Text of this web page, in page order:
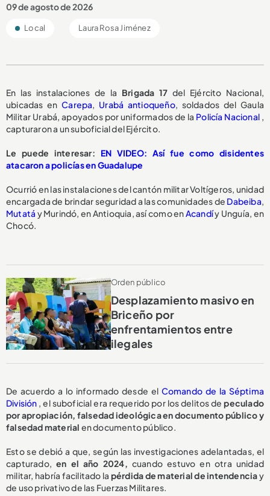
09 de agosto de 2026
Local Laura Rosa Jiménez
En las instalaciones de la Brigada 17 del Ejército Nacional,
ubicadas enCarepa Urabá antioqueño, soldados del Gaula
Militar Urabá, apoyados por uniformados de la Policía Nacional
capturaron a un suboficial del Ejército.
Le puede interesar: EN VIDEO: Así fue como disidentes
atacaron a policías en Guadalupe
Ocurrió en las instalaciones del cantón militar Voltígeros, unidad
encargada de brindar seguridad a las comunidades de Dabeiba
Mutatá y Murindó, en Antioquia, así como en Acandíy Unguía, en
Chocó.
Orden público
Desplazamiento masivo en
Briceño por
enfrentamientos entre
ilegales
De acuerdo a lo informado desde el Comando de la Séptima
División , el suboficial era requerido por los delitos depeculado
por apropiación, falsedad ideológica en documento público y
falsedad material en documento público.
Esto se debió a que, según las investigaciones adelantadas, el
capturado,en el año 2024,
cuando estuvo en otra unidad
militar, habría facilitado la pérdida de material de intendenciay
de uso privativo de las Fuerzas Militares.